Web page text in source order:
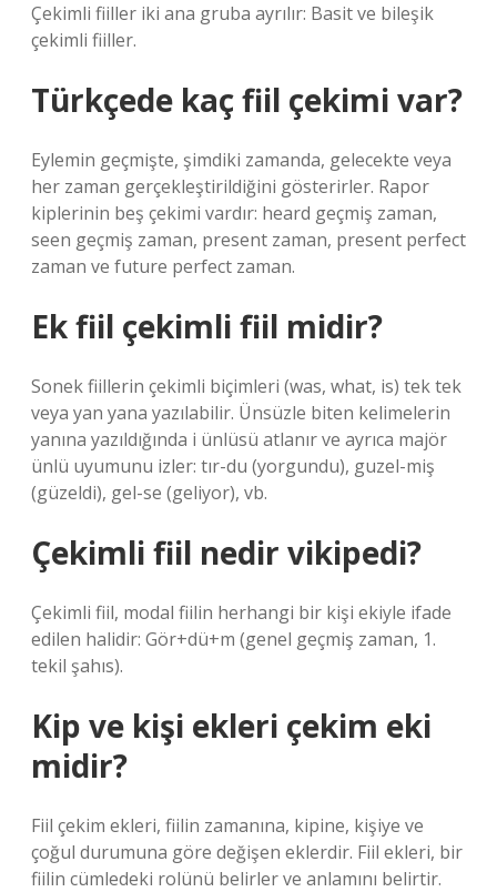
Çekimli fiiller iki ana gruba ayrılır: Basit ve bileşik
çekimli fiiller.
Türkçede kaç fiil çekimi var?
Eylemin geçmişte, şimdiki zamanda, gelecekte veya
her zaman gerçekleştirildiğini gösterirler. Rapor
kiplerinin beş çekimi vardır: heard geçmiş zaman,
seen geçmiş zaman, present zaman, present perfect
zaman ve future perfect zaman.
Ek fiil çekimli fiil midir?
Sonek fiillerin çekimli biçimleri (was, what, is) tek tek
veya yan yana yazılabilir. Ünsüzle biten kelimelerin
yanına yazıldığında i ünlüsü atlanır ve ayrıca majör
ünlü uyumunu izler: tır-du (yorgundu), guzel-miş
(güzeldi), gel-se (geliyor), vb.
Çekimli fiil nedir vikipedi?
Çekimli fiil, modal fiilin herhangi bir kişi ekiyle ifade
edilen halidir: Gör+dü+m (genel geçmiş zaman, 1.
tekil şahıs).
Kip ve kişi ekleri çekim eki
midir?
Fiil çekim ekleri, fiilin zamanına, kipine, kişiye ve
çoğul durumuna göre değişen eklerdir. Fiil ekleri, bir
fiilin cümledeki rolünü belirler ve anlamını belirtir.